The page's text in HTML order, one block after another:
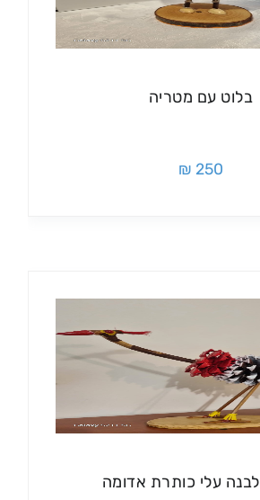
בלוט עם מטריה
250 ₪
לבנה עלי כותרת אדומה